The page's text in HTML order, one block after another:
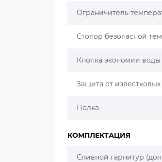
Ограничитель
Стопор безопасной
Кнопка экономии воды
Защита от
Полка
КОМПЛЕКТАЦИЯ
Сливной гарнитур